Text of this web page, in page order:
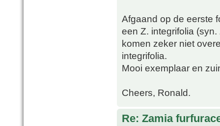
Afgaand op de eerste
een Z. integrifolia
komen zeker niet
integrifolia.
Mooi exemplaar en
Cheers, Ronald.
Re: Zamia